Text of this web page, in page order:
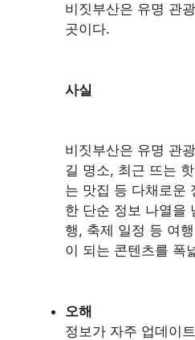
비짓부산은 유명 관
곳이다.
사실
비짓부산은 유명 관
길 명소, 최근 뜨는
는 맛집 등 다채로운
한 단순 정보 나열을
행, 축제 일정 등 여
이 되는 콘텐츠를 폭
오해
정보가 자주 업데이